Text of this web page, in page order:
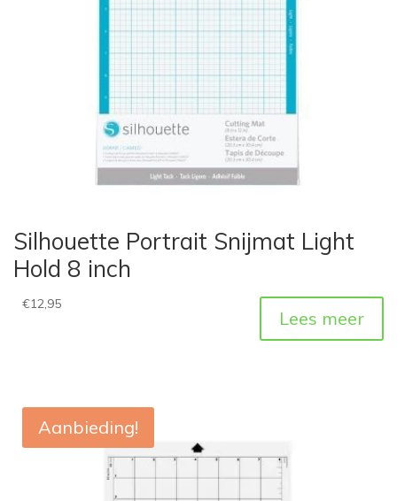
Silhouette Portrait Snijmat Light
Hold 8 inch
€12,95
Lees meer
Aanbieding!